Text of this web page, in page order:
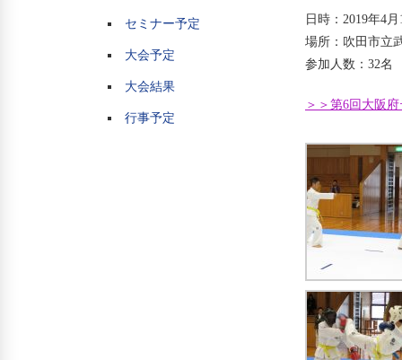
セミナー予定
大会予定
大会結果
行事予定
日時：2019年4
場所：吹田市立
参加人数：32名
＞＞第6回大阪